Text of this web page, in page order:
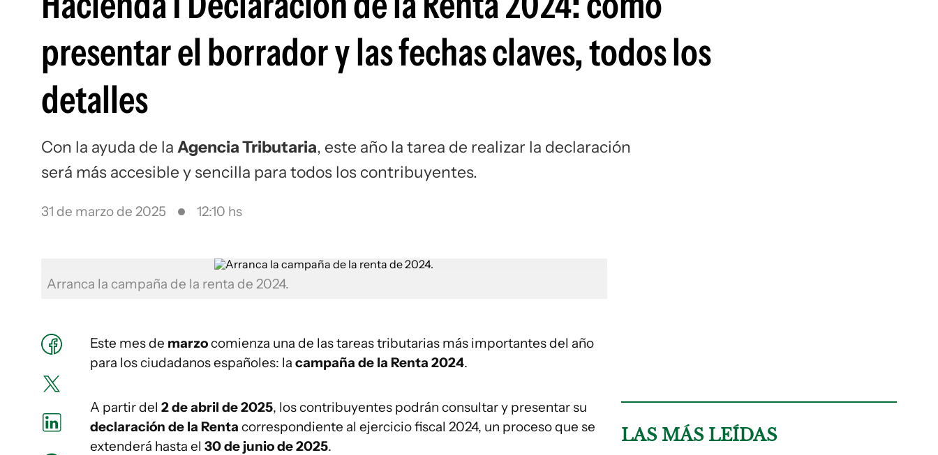
Siguenos en:
presentar el borrador y las fechas claves, todos los
detalles
Con la ayuda de la Agencia Tributaria, este año la tarea de realizar la declaración
será más accesible y sencilla para todos los contribuyentes.
31 de marzo de 2025 12:10 hs
Arranca la campaña de la renta de 2024.
Este mes de marzocomienza una de las tareas tributarias más importantes del año
para los ciudadanos españoles: la campaña de la Renta 2024.
A partir del 2 de abril de 2025, los contribuyentes podrán consultar y presentar su
declaración de la Renta correspondiente al ejercicio fiscal 2024, un proceso que se
extenderá hasta el 30 de junio de 2025.
LAS MÁS LEÍDAS